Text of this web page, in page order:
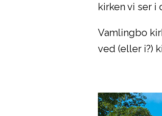
kirken vi ser i
Vamlingbo
ved (eller i?)